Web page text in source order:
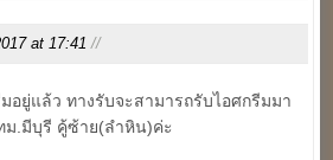
at 17:41 //
อยู่แล้ว ทางรับจะสามารถรับไอศกรีมมา
ม.มีบุรี คู้ซ้าย(ลำหิน)ค่ะ